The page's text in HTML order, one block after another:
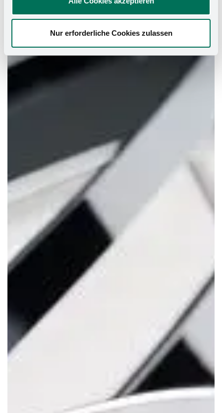
Nur erforderliche Cookies zulassen